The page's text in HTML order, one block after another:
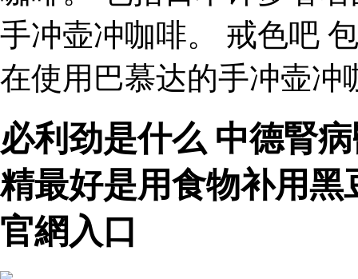
手冲壶冲咖啡。 戒色吧
在使用巴慕达的手冲壶冲
必利劲是什么 中德腎
精最好是用食物补用
官網入口